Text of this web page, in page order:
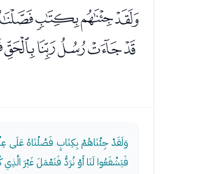
وَلَقَدْ جِئْنَاهُمْ بِكِتَابٍ فَصَّلْنَاهُ عَلَى
فَيَشْفَعُوا لَنَا أَوْ نُرَدُّ فَنَعْمَلَ غَيْرَ